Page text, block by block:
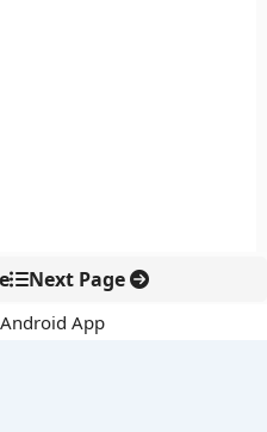
Next Page
App